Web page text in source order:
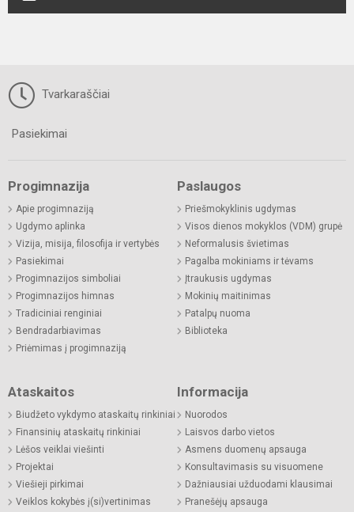
Tvarkaraščiai
Pasiekimai
Progimnazija
Apie progimnaziją
Ugdymo aplinka
Vizija, misija, filosofija ir vertybės
Pasiekimai
Progimnazijos simboliai
Progimnazijos himnas
Tradiciniai renginiai
Bendradarbiavimas
Priėmimas į progimnaziją
Paslaugos
Priešmokyklinis ugdymas
Visos dienos mokyklos (VDM) grupė
Neformalusis švietimas
Pagalba mokiniams ir tėvams
Įtraukusis ugdymas
Mokinių maitinimas
Patalpų nuoma
Biblioteka
Ataskaitos
Biudžeto vykdymo ataskaitų rinkiniai
Finansinių ataskaitų rinkiniai
Lėšos veiklai viešinti
Projektai
Viešieji pirkimai
Veiklos kokybės į(si)vertinimas
Informacija
Nuorodos
Laisvos darbo vietos
Asmens duomenų apsauga
Konsultavimasis su visuomene
Dažniausiai užduodami klausimai
Pranešėjų apsauga